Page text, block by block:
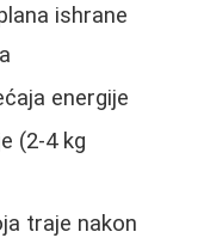
ishrane
energije
(2-4 kg
traje nakon